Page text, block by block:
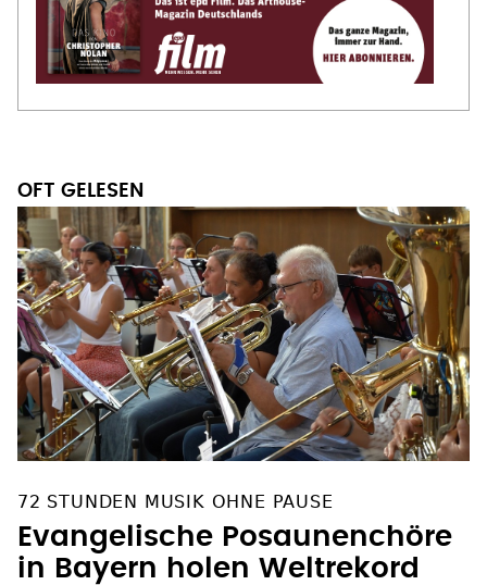
OFT GELESEN
72 STUNDEN MUSIK OHNE PAUSE
Evangelische Posaunenchöre
in Bayern holen Weltrekord